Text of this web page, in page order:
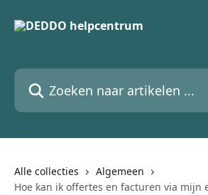
Zoeken naar artikelen ...
Alle collecties
Algemeen
Hoe kan ik offertes en facturen via mijn